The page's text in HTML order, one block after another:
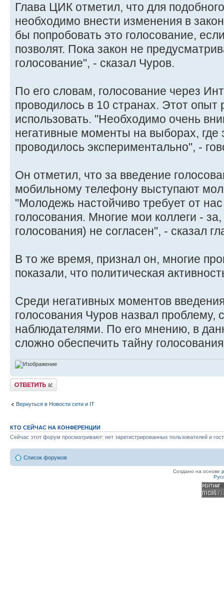
Глава ЦИК отметил, что для
необходимо внести изменения в
бы попробовать это голосование,
позволят. Пока закон не
голосование", - сказал Чуров.
По его словам, голосование через
проводилось в 10 странах. Этот опыт
использовать. "Необходимо очень
негативные моменты на выборах, где
проводилось экспериментально", -
Он отметил, что за введение
мобильному телефону выступают
"Молодежь настойчиво требует от
голосования. Многие мои коллеги -
голосования) не согласен", - сказал
В то же время, признал он, многие
показали, что политическая
Среди негативных моментов
голосования Чуров назвал проблему,
наблюдателями. По его мнению, в
сложно обеспечить тайну
Ответить
Вернуться в Новости сети и IT
КТО СЕЙЧАС НА КОНФЕРЕНЦИИ
Сейчас этот форум просматривают: нет зарегистрированных пользователей и
Список форумов
Создано на основе